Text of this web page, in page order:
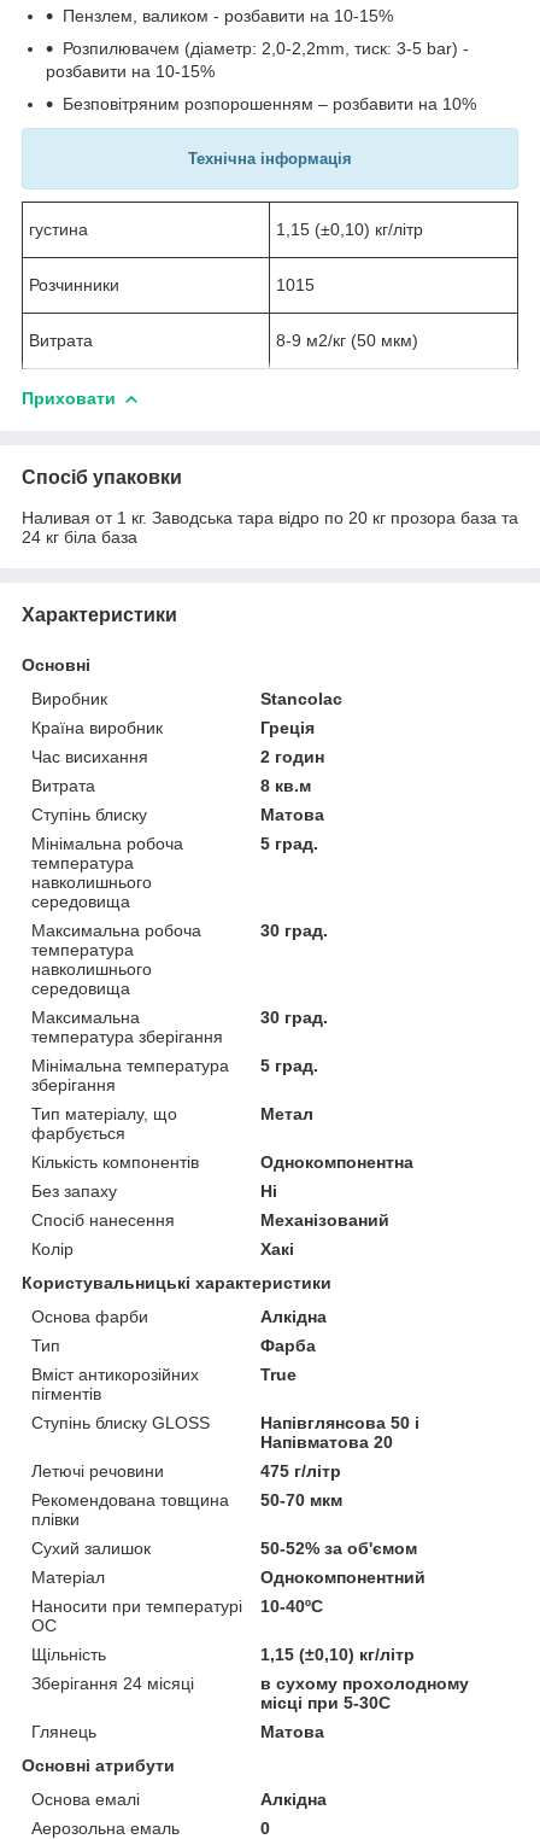
Пензлем, валиком - розбавити на 10-15%
Розпилювачем (діаметр: 2,0-2,2mm, тиск: 3-5 bar) -
розбавити на 10-15%
Безповітряним розпорошенням – розбавити на 10%
Технічна інформація
густина 1,15 (±0,10) кг/літр
Розчинники 1015
Витрата 8-9 м2/кг (50 мкм)
Приховати
Спосіб упаковки
Наливая от 1 кг. Заводська тара відро по 20 кг прозора база та
24 кг біла база
Характеристики
Основні
Виробник
Stancolac
Країна виробник
Греція
Час висихання
2 годин
Витрата
8 кв.м
Ступінь блиску
Матова
Мінімальна робоча
температура
навколишнього
середовища
5 град.
Максимальна робоча
температура
навколишнього
середовища
30 град.
Максимальна
температура зберігання
30 град.
Мінімальна температура
зберігання
5 град.
Тип матеріалу, що
фарбується
Метал
Кількість компонентів
Однокомпонентна
Без запаху
Ні
Спосіб нанесення
Механізований
Колір
Хакі
Користувальницькі характеристики
Основа фарби
Алкідна
Тип
Фарба
Вміст антикорозійних
пігментів
True
Ступінь блиску GLOSS
Напівглянсова 50 і
Напівматова 20
Летючі речовини
475 г/літр
Рекомендована товщина
плівки
50-70 мкм
Сухий залишок
50-52% за об'ємом
Матеріал
Однокомпонентний
Наносити при температурі
ОС
10-40ºC
Щільність
1,15 (±0,10) кг/літр
Зберігання 24 місяці
в сухому прохолодному
місці при 5-30C
Глянець
Матова
Основні атрибути
Основа емалі
Алкідна
Аерозольна емаль
0